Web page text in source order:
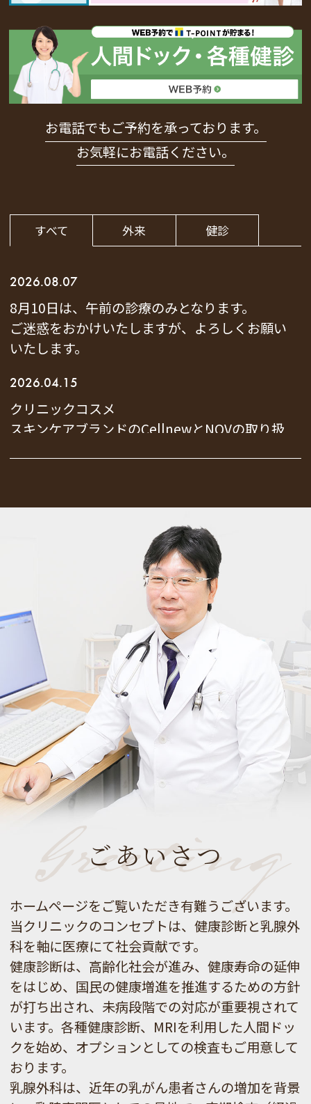
お電話でもご予約を承っております。
お気軽にお電話ください。
すべて 外来 健診
2026.08.07
8月10日は、午前の診療のみとなります。
ご迷惑をおかけいたしますが、よろしくお願い
いたします。
2026.04.15
クリニックコスメ
スキンケアブランドのCellnewとNOVの取り扱
ゴールデンウィーク期間は５月２日から６日が
５月７日より通常の診療をいたします。
ご迷惑をお掛けいたしますが宜しくお願いしま
す。
2026.01.30
アンチエイジング・疲労回復 注射の料金改定
日頃よりご利用いただきありがとうございま
す。
価格高騰に伴い、3月２日より新料金への変更
を行います。
何卒、ご理解を賜りますようお願い申し上げま
新料金は、ホームページをご参照ください。
2026.01.06
明けましておめでとうございます。
１月から4月まで、水曜日の健康診断の予約を
中止いたします。
誠に勝手ではありますが、ご了承くださります
よう宜しくお願いいたします。
ごあいさつ
Greeting
ホームページをご覧いただき有難うございます。
当クリニックのコンセプトは、健康診断と乳腺外
科を軸に医療にて社会貢献です。
健康診断は、高齢化社会が進み、健康寿命の延伸
をはじめ、国民の健康増進を推進するための方針
が打ち出され、未病段階での対応が重要視されて
います。各種健康診断、MRIを利用した人間ドッ
クを始め、オプションとしての検査もご用意して
おります。
乳腺外科は、近年の乳がん患者さんの増加を背景